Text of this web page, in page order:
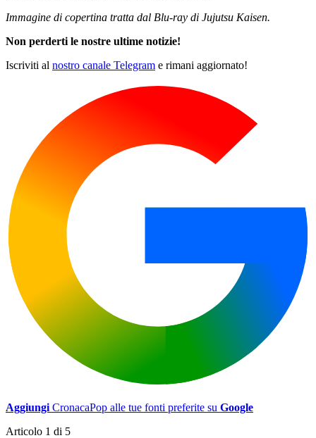
Immagine di copertina tratta dal Blu-ray di Jujutsu Kaisen.
Non perderti le nostre ultime notizie!
Iscriviti al nostro canale Telegram e rimani aggiornato!
Aggiungi CronacaPop alle tue fonti preferite su Google
Articolo 1 di 5